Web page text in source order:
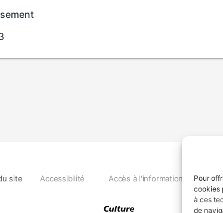
Pour
cookies
à ces
de
site Accessibilité Accès à l'information